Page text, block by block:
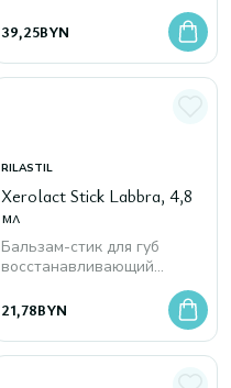
39,25BYN
RILASTIL
Xerolact Stick Labbra, 4,8
мл
Бальзам-стик для губ
восстанавливающий
21,78BYN